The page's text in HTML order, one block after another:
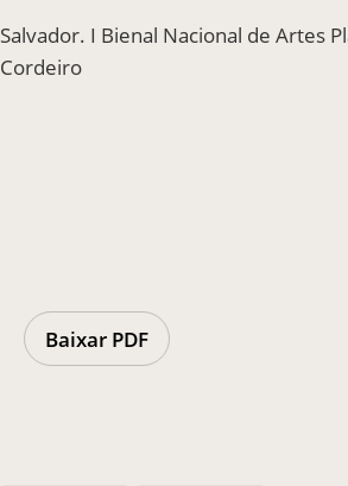
Reconhecimento
Salvador. I Bienal Nacional de Artes
Cordeiro
Baixar PDF